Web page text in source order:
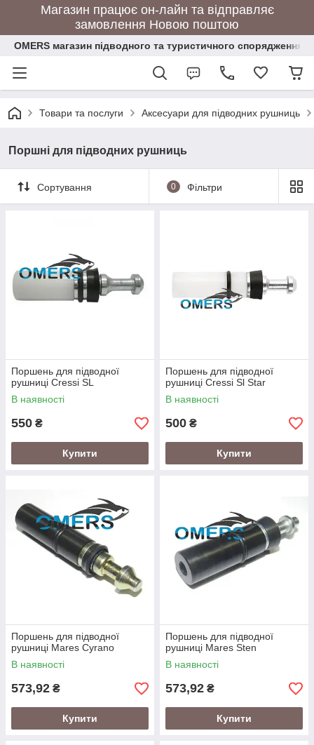
Магазин працює он-лайн та відправляє
замовлення Новою поштою
OMERS магазин підводного та туристичного спорядження
Товари та послуги Аксесуари для підводних рушниць
Поршні для підводних рушниць
Сортування 0 Фільтри
Поршень для підводної
рушниці Cressi SL
В наявності
550 ₴
Купити
Поршень для підводної
рушниці Cressi Sl Star
В наявності
500 ₴
Купити
Поршень для підводної
рушниці Mares Cyrano
В наявності
573,92 ₴
Купити
Поршень для підводної
рушниці Mares Sten
В наявності
573,92 ₴
Купити